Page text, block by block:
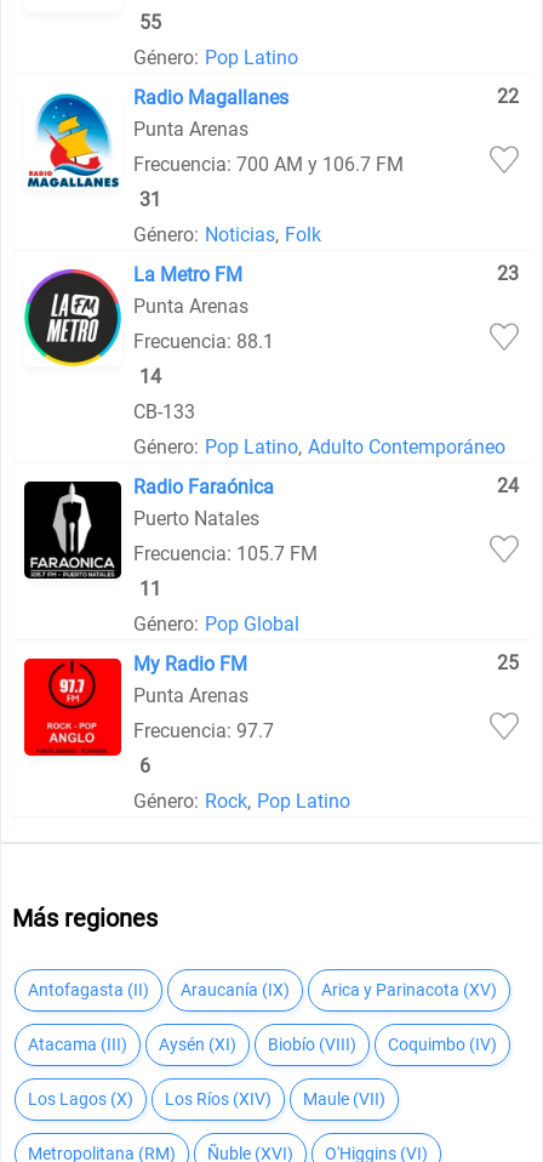
55
Género: Pop Latino
Radio Magallanes
22
Punta Arenas
Frecuencia: 700 AM y 106.7 FM
31
Género: Noticias, Folk
La Metro FM
23
Punta Arenas
Frecuencia: 88.1
14
CB-133
Género: Pop Latino, Adulto Contemporáneo
Radio Faraónica
24
Puerto Natales
Frecuencia: 105.7 FM
11
Género: Pop Global
My Radio FM
25
Punta Arenas
Frecuencia: 97.7
6
Género: Rock, Pop Latino
Más regiones
Antofagasta (II) Araucanía (IX) Arica y Parinacota (XV)
Atacama (III) Aysén (XI) Biobío (VIII) Coquimbo (IV)
Los Lagos (X) Los Ríos (XIV) Maule (VII)
Metropolitana (RM) Ñuble (XVI) O'Higgins (VI)